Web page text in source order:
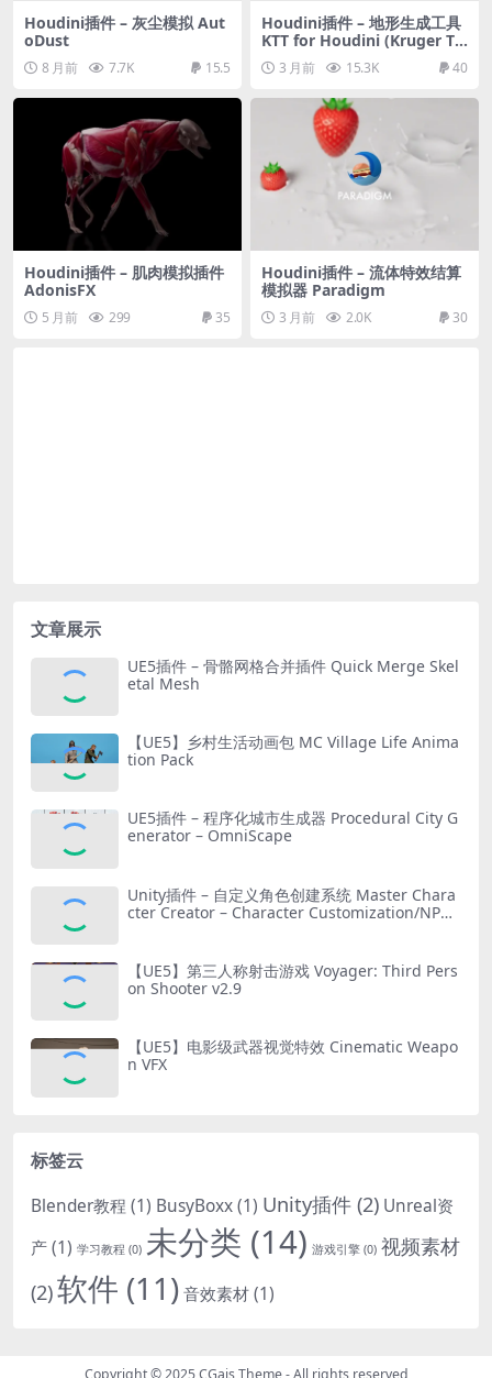
Houdini插件 – 灰尘模拟 Aut
oDust
8 月前 7.7K 15.5
Houdini插件 – 地形生成工具
KTT for Houdini (Kruger Te
rrain Tools)
3 月前 15.3K 40
Houdini插件 – 肌肉模拟插件
AdonisFX
5 月前 299 35
Houdini插件 – 流体特效结算
模拟器 Paradigm
3 月前 2.0K 30
文章展示
UE5插件 – 骨骼网格合并插件 Quick Merge Skel
etal Mesh
【UE5】乡村生活动画包 MC Village Life Anima
tion Pack
UE5插件 – 程序化城市生成器 Procedural City G
enerator – OmniScape
Unity插件 – 自定义角色创建系统 Master Chara
cter Creator – Character Customization/NPC
【UE5】第三人称射击游戏 Voyager: Third Pers
on Shooter v2.9
【UE5】电影级武器视觉特效 Cinematic Weapo
n VFX
标签云
Blender教程 (1) BusyBoxx(1) Unity插件 (2) Unreal资
产(1) 学习教程 (0) 未分类 (14) 游戏引擎 (0) 视频素材
(2)软件 (11)音效素材(1)
Copyright © 2025CGais Theme- All rights reserved